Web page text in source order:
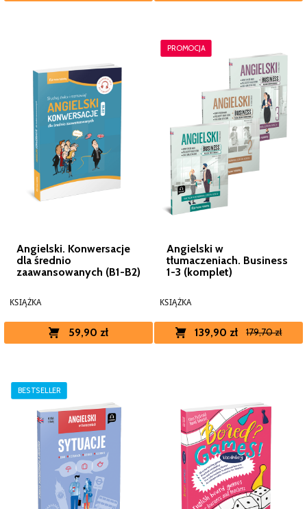
Angielski. Konwersacje
dla średnio
zaawansowanych (B1-B2)
KSIĄŻKA
59,90 zł
PROMOCJA
Angielski w
tłumaczeniach. Business
1-3 (komplet)
KSIĄŻKA
139,90 zł 179,70 zł
BESTSELLER